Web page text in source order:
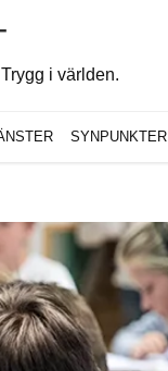
i världen.
SYNPUNKTER